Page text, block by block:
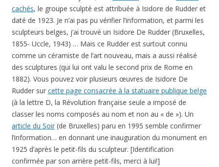
cachés, le groupe sculpté est attribuée à Isidore de Rudder et
daté de 1923. Je n’ai pas pu vérifier l’information, et parmi les
sculpteurs belges, j’ai trouvé un Isidore De Rudder (Bruxelles,
1855- Uccle, 1943) … Mais ce Rudder est surtout connu
comme un céramiste de l’art nouveau, mais a aussi réalisé
des sculptures (qui lui ont valu le second prix de Rome en
1882). Vous pouvez voir plusieurs œuvres de Isidore De
Rudder sur cette page consacrée à la statuaire publique belge
(à la lettre D, la Révolution française seule a imposé de
classer les noms composés au nom et non au « de »). Un
article du Soir (de Bruxelles) paru en 1995 semble confirmer
l’information… en donnant une inauguration du monument en
1925 d’après le petit-fils du sculpteur. [Identification
confirmée par son arrière petit-fils, merci à lui!]